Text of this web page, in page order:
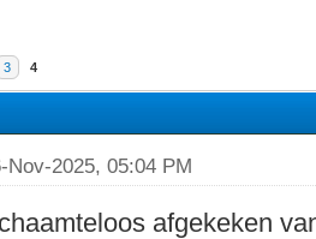
3 4
Nov-2025, 05:04 PM
afgekeken